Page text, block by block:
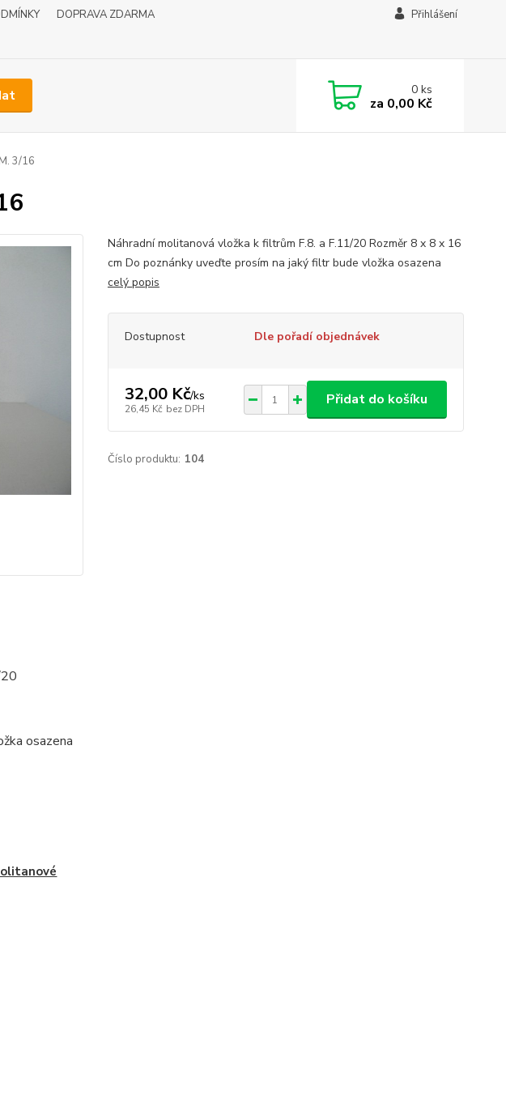
DOPRAVA ZDARMA
Přihlášení
0ks
za 0,00 Kč
3/16
Náhradní molitanová vložka k filtrům F.8. a F.11/20 Rozměr 8 x 8 x 16
cm Do poznánky uveďte prosím na jaký filtr bude vložka osazena
celý popis
Dostupnost Dle pořadí objednávek
32,00 Kč/ks
26,45 Kč bez DPH
Přidat do košíku
Číslo produktu: 104
osazena